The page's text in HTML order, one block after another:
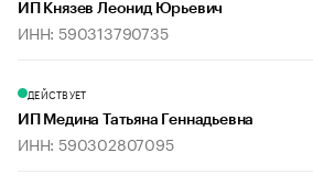
ИП Князев Леонид Юрьевич
ИНН: 590313790735
ДЕЙСТВУЕТ
ИП Медина Татьяна Геннадьевна
ИНН: 590302807095